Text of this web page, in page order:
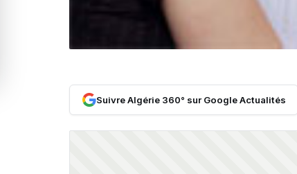
Suivre Algérie 360° sur Google Actualités